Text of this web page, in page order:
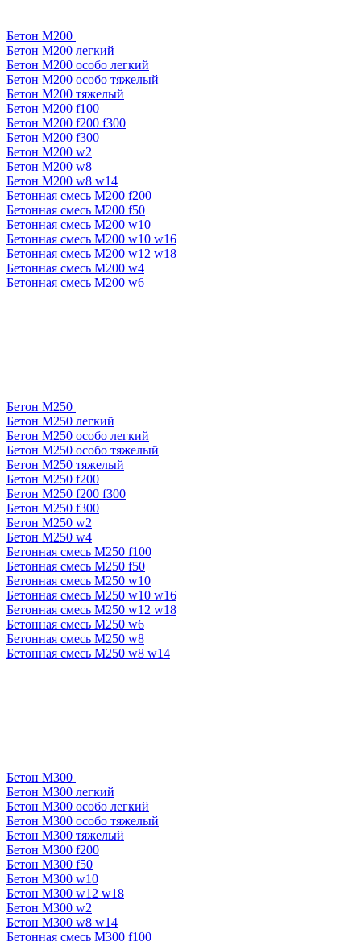
Бетон М200
Бетон М200 легкий
Бетон М200 особо легкий
Бетон М200 особо тяжелый
Бетон М200 тяжелый
Бетон М200 f100
Бетон М200 f200 f300
Бетон М200 f300
Бетон М200 w2
Бетон М200 w8
Бетон М200 w8 w14
Бетонная смесь М200 f200
Бетонная смесь М200 f50
Бетонная смесь М200 w10
Бетонная смесь М200 w10 w16
Бетонная смесь М200 w12 w18
Бетонная смесь М200 w4
Бетонная смесь М200 w6
Бетон М250
Бетон М250 легкий
Бетон М250 особо легкий
Бетон М250 особо тяжелый
Бетон М250 тяжелый
Бетон М250 f200
Бетон М250 f200 f300
Бетон М250 f300
Бетон М250 w2
Бетон М250 w4
Бетонная смесь М250 f100
Бетонная смесь М250 f50
Бетонная смесь М250 w10
Бетонная смесь М250 w10 w16
Бетонная смесь М250 w12 w18
Бетонная смесь М250 w6
Бетонная смесь М250 w8
Бетонная смесь М250 w8 w14
Бетон М300
Бетон М300 легкий
Бетон М300 особо легкий
Бетон М300 особо тяжелый
Бетон М300 тяжелый
Бетон М300 f200
Бетон М300 f50
Бетон М300 w10
Бетон М300 w12 w18
Бетон М300 w2
Бетон М300 w8 w14
Бетонная смесь М300 f100